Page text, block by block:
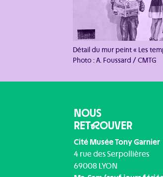
Détail du mur peint « Les
Photo : A. Foussard / CMTG
NOUS
RETROUVER
Cité Musée Tony Garnier
4 rue des Serpollières
69008 LYON